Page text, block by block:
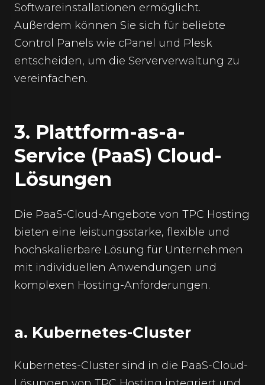
Softwareinstallationen ermöglicht.
Außerdem können Sie sich für beliebte
Control Panels wie cPanel und Plesk
entscheiden, um die Serververwaltung zu
vereinfachen.
3. Plattform-as-a-
Service (PaaS) Cloud-
Lösungen
Die PaaS-Cloud-Angebote von TPC Hosting
bieten eine leistungsstarke, flexible und
hochskalierbare Lösung für Unternehmen
mit individuellen Anwendungen und
komplexen Hosting-Anforderungen.
a. Kubernetes-Cluster
Kubernetes-Cluster sind in die PaaS-Cloud-